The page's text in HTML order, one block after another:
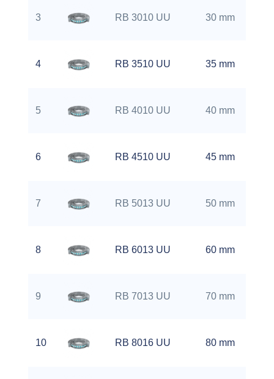
3 RB 3010 UU 30 mm
4 RB 3510 UU 35 mm
5 RB 4010 UU 40 mm
6 RB 4510 UU 45 mm
7 RB 5013 UU 50 mm
8 RB 6013 UU 60 mm
9 RB 7013 UU 70 mm
10 RB 8016 UU 80 mm